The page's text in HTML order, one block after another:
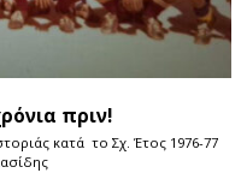
πριν!
κατά το Σχ. Έτος 1976-77